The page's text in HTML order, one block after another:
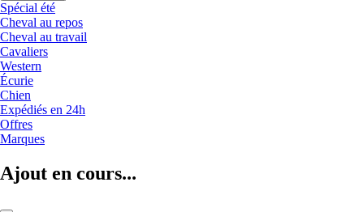
Spécial été
Cheval au repos
Cheval au travail
Cavaliers
Western
Écurie
Chien
Expédiés en 24h
Offres
Marques
Ajout en cours...